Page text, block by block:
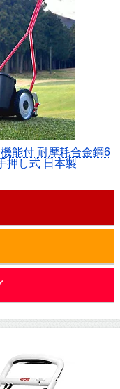
能付 耐摩耗合金鋼6
押し式 日本製